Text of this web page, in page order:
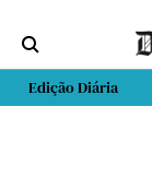
Edição Diária